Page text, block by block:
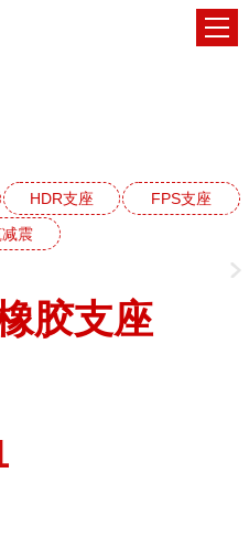
HDR支座
FPS支座
震
胶支座